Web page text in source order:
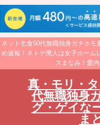
ネット乞食50代無職独身ガチホモ
め速報！ネトゲ廃人は女子ホーム
スまなみ！愛
真・モリ・
代無職独身
グ・ゲイな
ま